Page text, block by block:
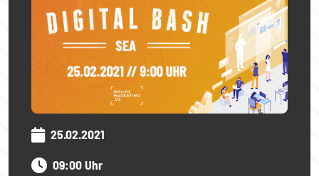
25.02.2021
09:00 Uhr